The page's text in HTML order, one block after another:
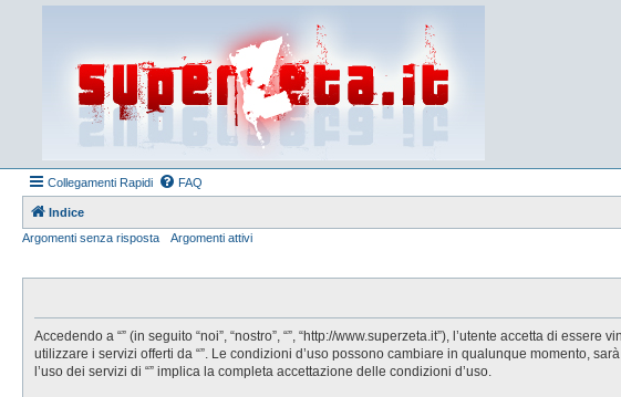
Collegamenti Rapidi FAQ
Indice
Argomenti senza risposta
Argomenti attivi
Accedendo a “” (in seguito “noi”, “nostro”, “”, “http://www.superzeta.it”), l’utente accetta di
utilizzare i servizi offerti da “”. Le condizioni d’uso possono cambiare in qualunque momento,
l’uso dei servizi di “” implica la completa accettazione delle condizioni d’uso.